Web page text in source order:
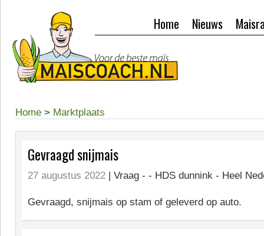
Nieuws
Home
Home > Marktplaats
Gevraagd snijmais
27 augustus 2022 | Vraag - - HDS dunnink - Heel
Gevraagd, snijmais op stam of geleverd op auto.